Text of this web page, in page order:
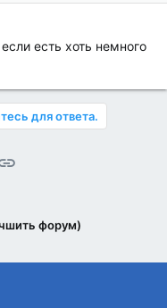
есть хоть немного
для ответа.
почта
Ссылка
форум)